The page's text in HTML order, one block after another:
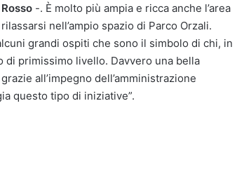
-. È molto più ampia e ricca anche l’area
nell’ampio spazio di Parco Orzali.
grandi ospiti che sono il simbolo di chi, in
primissimo livello. Davvero una bella
all’impegno dell’amministrazione
questo tipo di iniziative”.